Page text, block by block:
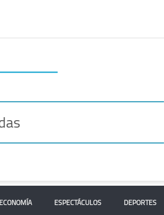
ECONOMÍA ESPECTÁCULOS DEPORTES